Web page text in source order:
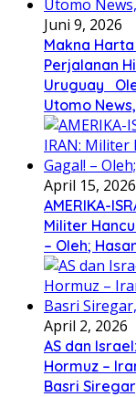
Juni 9, 2026
Makna
Perjalanan
Uruguay
Utomo
April 15, 2026
AMERIKA-
Militer
– Oleh;
April 2, 2026
AS dan
Hormuz –
Basri